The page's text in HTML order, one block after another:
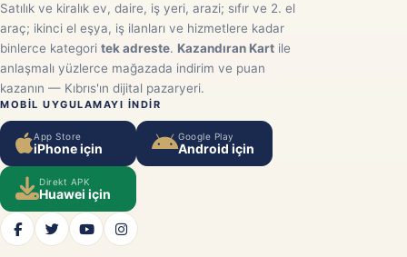
Satılık ve kiralık ev, daire, iş yeri, arazi; sıfır ve 2. el
araç; ikinci el eşya, iş ilanları ve hizmetlere kadar
binlerce kategori tek adreste. Kazandıran Kart ile
anlaşmalı yüzlerce mağazada indirim ve puan
kazanın — Kıbrıs'ın dijital pazaryeri.
MOBIL UYGULAMAYI INDIR
App Store
iPhone için
Google Play
Android için
Direkt APK
Huawei için